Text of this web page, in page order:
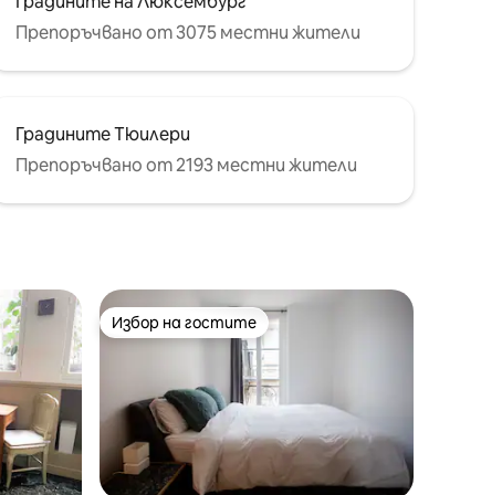
Препоръчвано от 3075 местни жители
Градините Тюилери
Препоръчвано от 2193 местни жители
Избор на гостите
Избор на гостите